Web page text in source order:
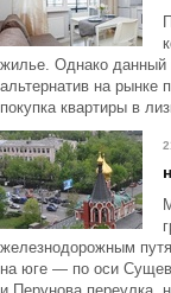
жилье. Однако данный
альтернатив на рынке
покупка квартиры в
железнодорожным
на юге — по оси